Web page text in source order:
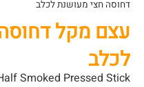
דחוסה חצי מעושנת לכלב
עצם מקל
לכלב
Smoked Pressed Stick